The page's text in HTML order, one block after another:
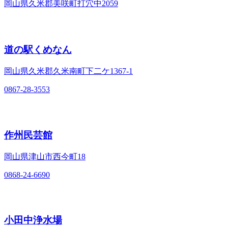
岡山県久米郡美咲町打穴中2059
道の駅くめなん
岡山県久米郡久米南町下二ケ1367-1
0867-28-3553
作州民芸館
岡山県津山市西今町18
0868-24-6690
小田中浄水場